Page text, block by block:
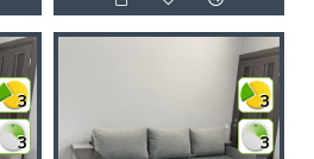
3
3
3
3